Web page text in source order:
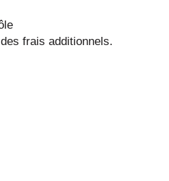
frais additionnels.